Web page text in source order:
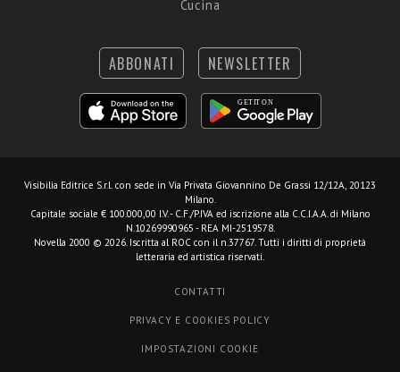
Cucina
ABBONATI NEWSLETTER
Visibilia Editrice S.r.l. con sede in Via Privata Giovannino De Grassi 12/12A, 20123
Milano.
Capitale sociale € 100.000,00 I.V. - C.F./P.IVA ed iscrizione alla C.C.I.A.A. di Milano
N.10269990965 - REA MI-2519578.
Novella 2000 © 2026. Iscritta al ROC con il n.37767. Tutti i diritti di proprietà
letteraria ed artistica riservati.
CONTATTI
PRIVACY E COOKIES POLICY
IMPOSTAZIONI COOKIE